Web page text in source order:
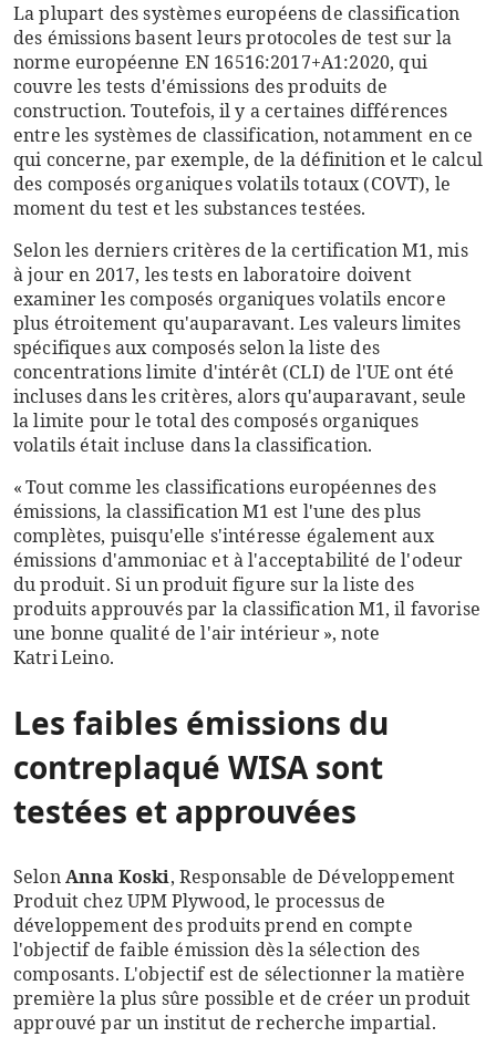
La plupart des systèmes européens de classification
des émissions basent leurs protocoles de test sur la
norme européenne EN 16516:2017+A1:2020, qui
couvre les tests d'émissions des produits de
construction. Toutefois, il y a certaines différences
entre les systèmes de classification, notamment en ce
qui concerne, par exemple, de la définition et le calcul
des composés organiques volatils totaux (COVT), le
moment du test et les substances testées.
Selon les derniers critères de la certification M1, mis
à jour en 2017, les tests en laboratoire doivent
examiner les composés organiques volatils encore
plus étroitement qu'auparavant. Les valeurs limites
spécifiques aux composés selon la liste des
concentrations limite d'intérêt (CLI) de l'UE ont été
incluses dans les critères, alors qu'auparavant, seule
la limite pour le total des composés organiques
volatils était incluse dans la classification.
« Tout comme les classifications européennes des
émissions, la classification M1 est l'une des plus
complètes, puisqu'elle s'intéresse également aux
émissions d'ammoniac et à l'acceptabilité de l'odeur
du produit. Si un produit figure sur la liste des
produits approuvés par la classification M1, il favorise
une bonne qualité de l'air intérieur », note
Katri Leino.
Les faibles émissions du
contreplaqué WISA sont
testées et approuvées
SelonAnna Koski, Responsable de Développement
Produit chez UPM Plywood, le processus de
développement des produits prend en compte
l'objectif de faible émission dès la sélection des
composants. L'objectif est de sélectionner la matière
première la plus sûre possible et de créer un produit
approuvé par un institut de recherche impartial.